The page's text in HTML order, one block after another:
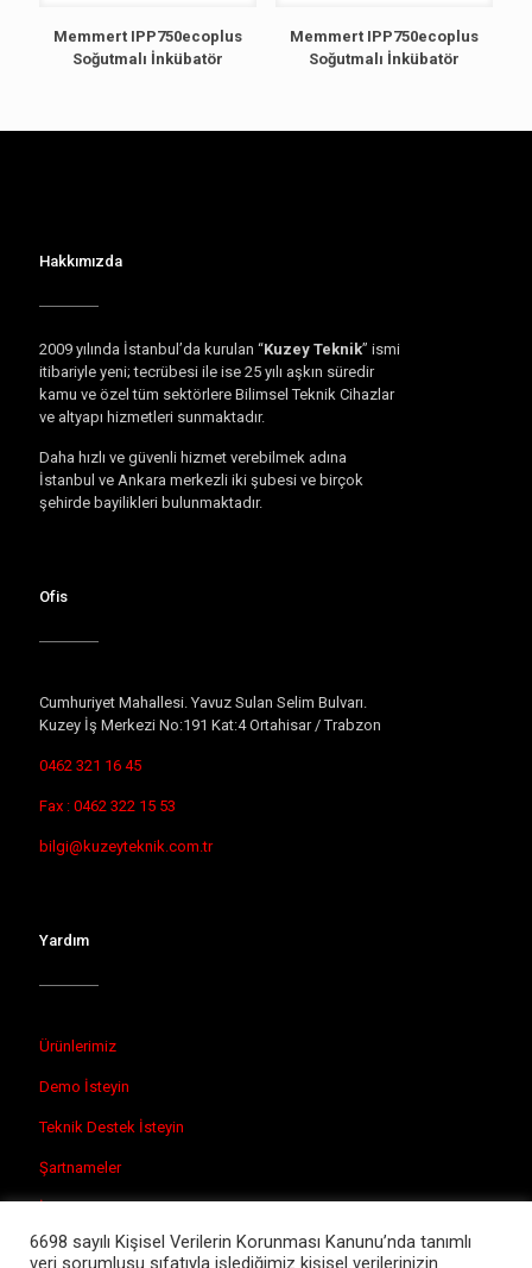
Memmert IPP750ecoplus
Soğutmalı İnkübatör
Memmert IPP750ecoplus
Soğutmalı İnkübatör
Hakkımızda
2009 yılında İstanbul’da kurulan “Kuzey Teknik” ismi
itibariyle yeni; tecrübesi ile ise 25 yılı aşkın süredir
kamu ve özel tüm sektörlere Bilimsel Teknik Cihazlar
ve altyapı hizmetleri sunmaktadır.
Daha hızlı ve güvenli hizmet verebilmek adına
İstanbul ve Ankara merkezli iki şubesi ve birçok
şehirde bayilikleri bulunmaktadır.
Ofis
Cumhuriyet Mahallesi. Yavuz Sulan Selim Bulvarı.
Kuzey İş Merkezi No:191 Kat:4 Ortahisar / Trabzon
0462 321 16 45
Fax : 0462 322 15 53
bilgi@kuzeyteknik.com.tr
Yardım
Ürünlerimiz
Demo İsteyin
Teknik Destek İsteyin
Şartnameler
6698 sayılı Kişisel Verilerin Korunması Kanunu’nda tanımlı
veri sorumlusu sıfatıyla işlediğimiz kişisel verilerinizin